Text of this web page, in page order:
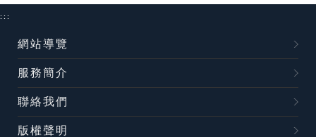
:::
網站導覽
服務簡介
聯絡我們
版權聲明